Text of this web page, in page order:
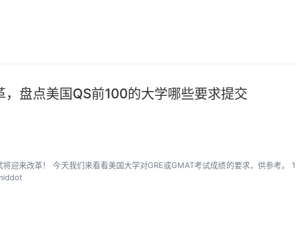
，盘点美国QS前100的大学哪些要求提交
迎来改革！ 今天我们来看看美国大学对GRE或GMAT考试成绩的要求，供参考。 1